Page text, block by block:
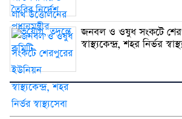
জনবল ও ওষুধ সংকটে
স্বাস্থ্যকেন্দ্র, শহর নির্ভর